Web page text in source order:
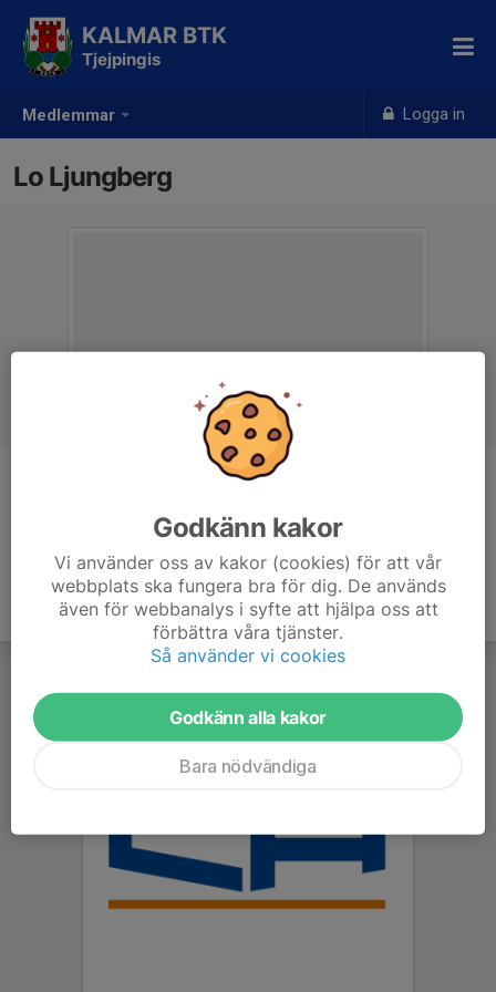
Medlemmar Logga in
KALMAR BTK
Tjejpingis
Lo Ljungberg
Godkänn kakor
Vi använder oss av kakor (cookies) för att vår
webbplats ska fungera bra för dig. De används
även för webbanalys i syfte att hjälpa oss att
förbättra våra tjänster.
Så använder vi cookies
Godkänn alla kakor
Bara nödvändiga